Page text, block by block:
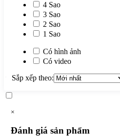
4 Sao
3 Sao
2 Sao
1 Sao
Có hình ảnh
Có video
Sắp xếp theo:
×
Đánh giá sản phẩm